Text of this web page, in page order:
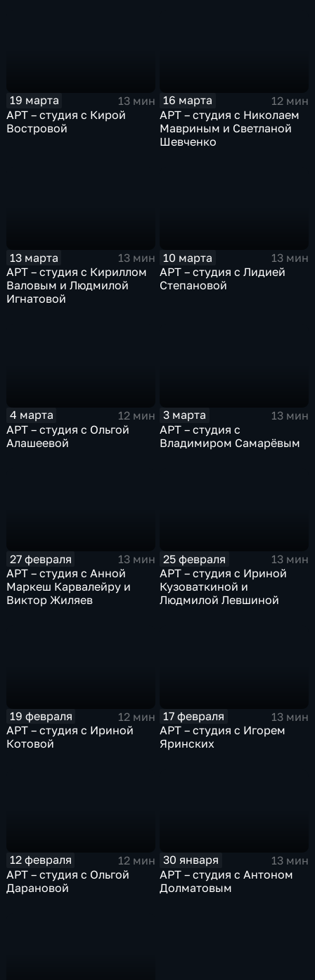
19 марта
13 мин
АРТ – студия с Кирой
Востровой
16 марта
12 мин
АРТ – студия с Николаем
Мавриным и Светланой
Шевченко
13 марта
13 мин
АРТ – студия с Кириллом
Валовым и Людмилой
Игнатовой
10 марта
13 мин
АРТ – студия с Лидией
Степановой
4 марта
12 мин
АРТ – студия с Ольгой
Алашеевой
3 марта
13 мин
АРТ – студия с
Владимиром Самарёвым
27 февраля
13 мин
АРТ – студия с Анной
Маркеш Карвалейру и
Виктор Жиляев
25 февраля
13 мин
АРТ – студия с Ириной
Кузоваткиной и
Людмилой Левшиной
19 февраля
12 мин
АРТ – студия с Ириной
Котовой
17 февраля
13 мин
АРТ – студия с Игорем
Яринских
12 февраля
12 мин
АРТ – студия с Ольгой
Дарановой
30 января
13 мин
АРТ – студия с Антоном
Долматовым